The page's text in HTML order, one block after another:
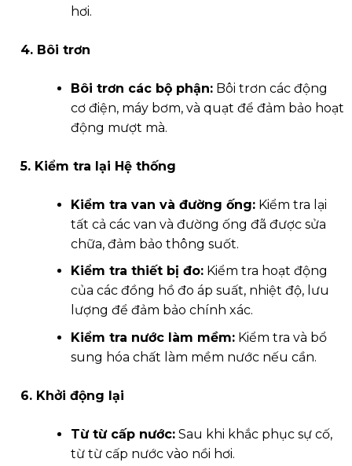
hơi.
4. Bôi trơn
Bôi trơn các bộ phận: Bôi trơn các động
cơ điện, máy bơm, và quạt để đảm bảo hoạt
động mượt mà.
5. Kiểm tra lại Hệ thống
Kiểm tra van và đường ống: Kiểm tra lại
tất cả các van và đường ống đã được sửa
chữa, đảm bảo thông suốt.
Kiểm tra thiết bị đo: Kiểm tra hoạt động
của các đồng hồ đo áp suất, nhiệt độ, lưu
lượng để đảm bảo chính xác.
Kiểm tra nước làm mềm: Kiểm tra và bổ
sung hóa chất làm mềm nước nếu cần.
6. Khởi động lại
Từ từ cấp nước: Sau khi khắc phục sự cố,
từ từ cấp nước vào nồi hơi.